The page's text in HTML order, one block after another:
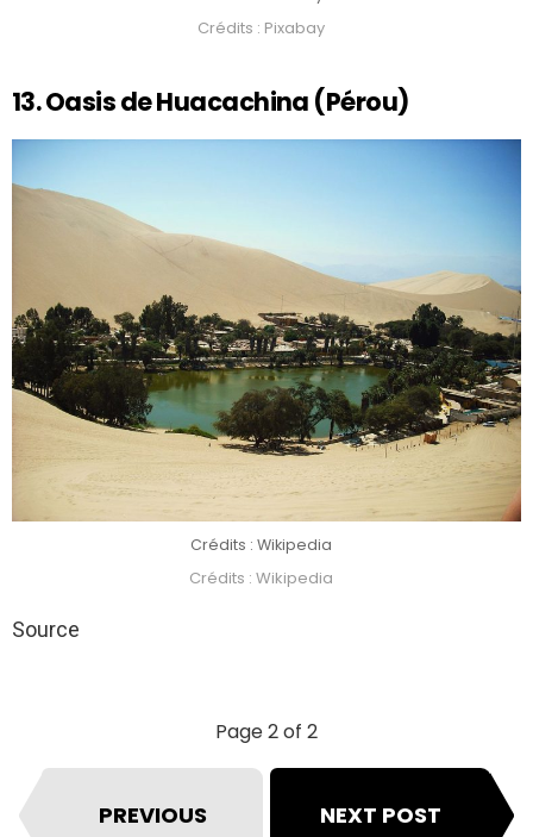
Crédits : Pixabay
13. Oasis de Huacachina (Pérou)
Crédits : Wikipedia
Crédits : Wikipedia
Source
Page 2 of 2
PREVIOUS NEXT POST